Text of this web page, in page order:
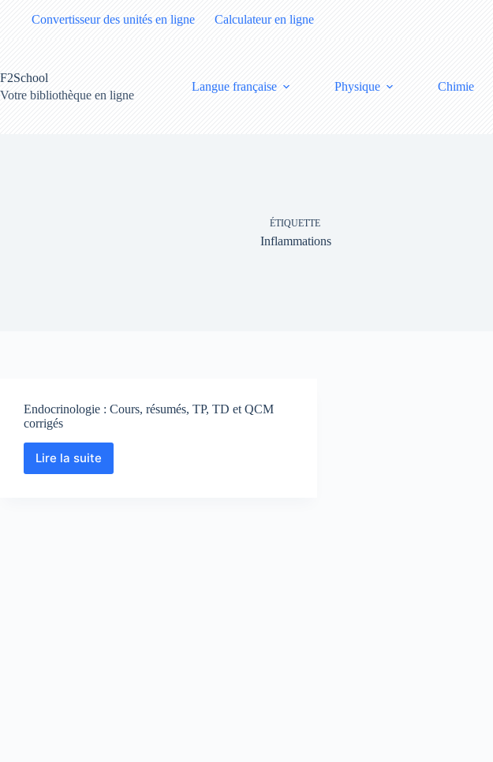
Convertisseur des unités en ligne Calculateur en ligne
F2School
Votre bibliothèque en ligne
Langue française Physique Chimie
ÉTIQUETTE
Inflammations
Endocrinologie : Cours, résumés, TP, TD et QCM
corrigés
Lire la suiteEndocrinologie